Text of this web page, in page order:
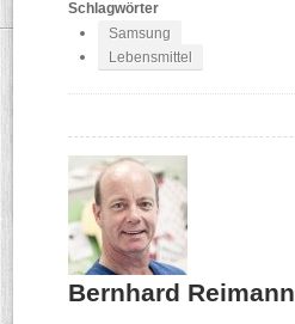
Schlagwörter
Samsung
Lebensmittel
Bernhard Reimann